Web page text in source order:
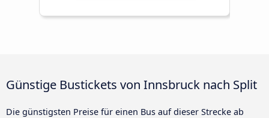
Günstige Bustickets von Innsbruck nach Split
Die günstigsten Preise für einen Bus auf dieser Strecke ab